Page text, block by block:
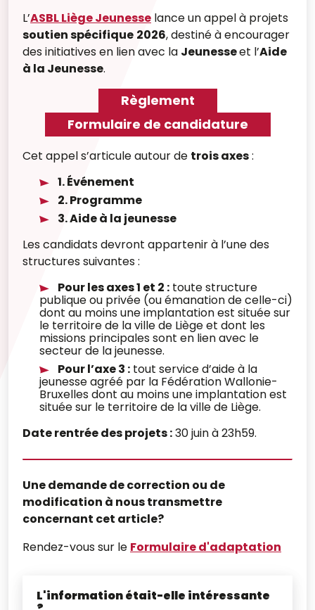
L’ASBL Liège Jeunesse lance un appel à projets
soutien spécifique 2026, destiné à encourager
des initiatives en lien avec la Jeunesseet l’Aide
à la Jeunesse.
Règlement
Formulaire de candidature
Cet appel s’articule autour de trois axes:
1. Événement
2. Programme
3. Aide à la jeunesse
Les candidats devront appartenir à l’une des
structures suivantes :
Pour les axes 1 et 2 : toute structure
publique ou privée (ou émanation de celle-ci)
dont au moins une implantation est située sur
le territoire de la ville de Liège et dont les
missions principales sont en lien avec le
secteur de la jeunesse.
Pour l’axe 3 : tout service d’aide à la
jeunesse agréé par la Fédération Wallonie-
Bruxelles dont au moins une implantation est
située sur le territoire de la ville de Liège.
Date rentrée des projets :30 juin à 23h59.
Une demande de correction ou de
modification à nous transmettre
concernant cet article?
Rendez-vous sur le Formulaire d'adaptation
L'information était-elle intéressante